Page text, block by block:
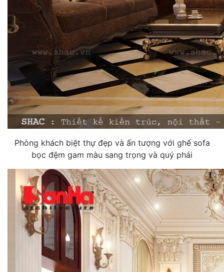
Phòng khách biệt thự đẹp và ấn tượng với ghế sofa
bọc đệm gam màu sang trọng và quý phái